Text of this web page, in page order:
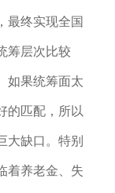
最终实现全国
筹层次比较
如果统筹面太
的匹配，所以
大缺口。特别
着养老金、失